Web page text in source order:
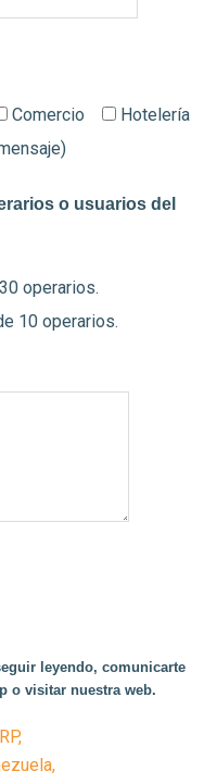
Comercio
Hotelería
o usuarios del
operarios.
10 operarios.
leyendo, comunicarte
o visitar nuestra web.